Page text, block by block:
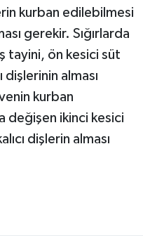
kurban edilebilmesi
gerekir. Sığırlarda
tayini, ön kesici süt
dişlerinin alması
kurban
değişen ikinci kesici
dişlerin alması